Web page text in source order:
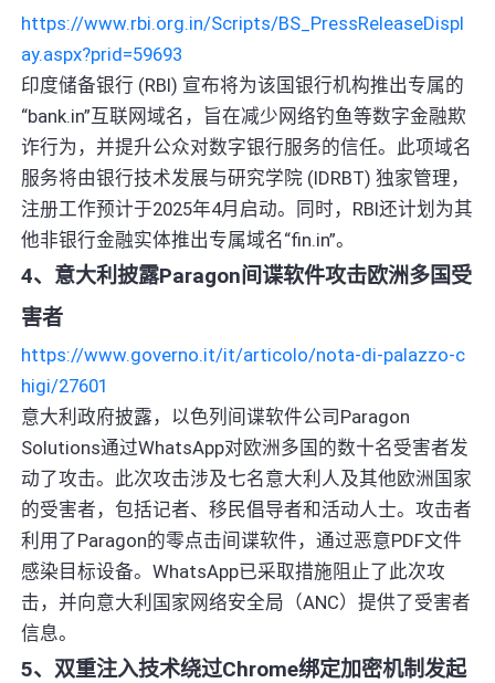
https://www.rbi.org.in/Scripts/BS_PressReleaseDispl
ay.aspx?prid=59693
印度储备银行 (RBI) 宣布将为该国银行机构推出专属的
“bank.in”互联网域名，旨在减少网络钓鱼等数字金融欺
诈行为，并提升公众对数字银行服务的信任。此项域名
服务将由银行技术发展与研究学院 (IDRBT) 独家管理，
注册工作预计于2025年4月启动。同时，RBI还计划为其
他非银行金融实体推出专属域名“fin.in”。
4、意大利披露Paragon间谍软件攻击欧洲多国受
害者
https://www.governo.it/it/articolo/nota-di-palazzo-c
higi/27601
意大利政府披露，以色列间谍软件公司Paragon
Solutions通过WhatsApp对欧洲多国的数十名受害者发
动了攻击。此次攻击涉及七名意大利人及其他欧洲国家
的受害者，包括记者、移民倡导者和活动人士。攻击者
利用了Paragon的零点击间谍软件，通过恶意PDF文件
感染目标设备。WhatsApp已采取措施阻止了此次攻
击，并向意大利国家网络安全局（ANC）提供了受害者
信息。
5、双重注入技术绕过Chrome绑定加密机制发起